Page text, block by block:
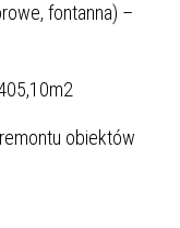
fontanna) –
obiektów